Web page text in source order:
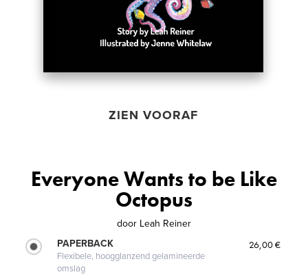
ZIEN VOORAF
Everyone Wants to be Like
Octopus
door Leah Reiner
PAPERBACK
Flexibele, hoogglanzend gelamineerde
omslag
26,00 €